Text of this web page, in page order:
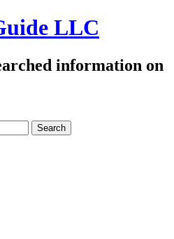
LLC
information on